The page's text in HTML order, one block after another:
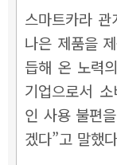
스마트카라
나은 제품을
듭해 온 노력
기업으로서
인 사용 불편
겠다”고 말했